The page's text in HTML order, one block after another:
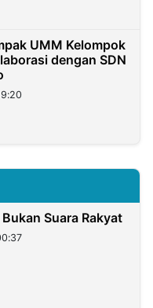
UMM Kelompok
dengan SDN
Suara Rakyat